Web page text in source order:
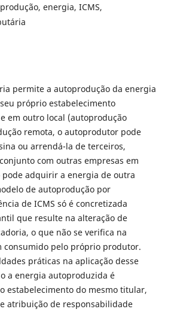
energia, ICMS,
permite a autoprodução da energia
próprio estabelecimento
em outro local (autoprodução
remota, o autoprodutor pode
ou arrendá-la de terceiros,
com outras empresas em
pode adquirir a energia de outra
de autoprodução por
de ICMS só é concretizada
que resulte na alteração de
o que não se verifica na
consumido pelo próprio produtor.
práticas na aplicação desse
a energia autoproduzida é
estabelecimento do mesmo titular,
atribuição de responsabilidade